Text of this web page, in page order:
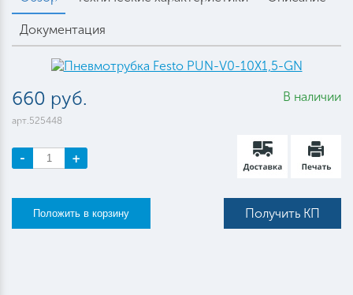
Документация
660 руб.
арт.525448
В наличии
- +
Получить КП